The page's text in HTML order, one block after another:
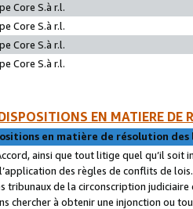
Core S.à r.l.
Core S.à r.l.
Core S.à r.l.
Core S.à r.l.
EN MATIERE DE
en matière de résolution
ainsi que tout litige quel qu’il soit
des règles de conflits de
tribunaux de la circonscription
chercher à obtenir une injonction ou